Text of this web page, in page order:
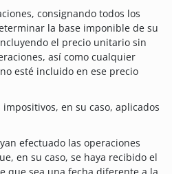
consignando todos los
la base imponible de su
el precio unitario sin
así como cualquier
esté incluido en ese precio
en su caso, aplicados
efectuado las operaciones
en su caso, se haya recibido el